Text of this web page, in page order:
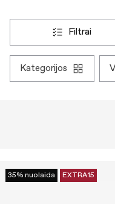
filtrai
kategorijos
35% nuolaida EXTRA15